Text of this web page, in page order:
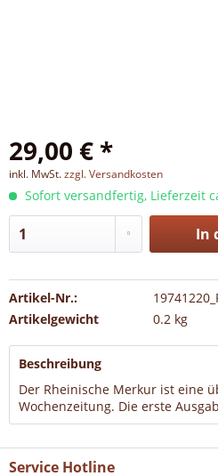
29,00 € *
inkl. MwSt.zzgl. Versandkosten
Sofort versandfertig, Lieferzeit
In
Artikel-Nr.:
Artikelgewicht
0.2 kg
Beschreibung
Der Rheinische Merkur ist eine
Wochenzeitung. Die erste
Service Hotline